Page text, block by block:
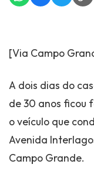
[Via Campo
A dois dias do
de 30 anos ficou
o veículo que
Avenida
Campo Grande.